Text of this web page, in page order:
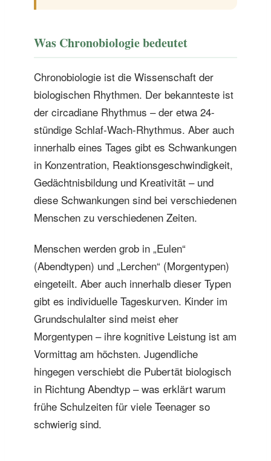
Was Chronobiologie bedeutet
Chronobiologie ist die Wissenschaft der
biologischen Rhythmen. Der bekannteste ist
der circadiane Rhythmus – der etwa 24-
stündige Schlaf-Wach-Rhythmus. Aber auch
innerhalb eines Tages gibt es Schwankungen
in Konzentration, Reaktionsgeschwindigkeit,
Gedächtnisbildung und Kreativität – und
diese Schwankungen sind bei verschiedenen
Menschen zu verschiedenen Zeiten.
Menschen werden grob in „Eulen“
(Abendtypen) und „Lerchen“ (Morgentypen)
eingeteilt. Aber auch innerhalb dieser Typen
gibt es individuelle Tageskurven. Kinder im
Grundschulalter sind meist eher
Morgentypen – ihre kognitive Leistung ist am
Vormittag am höchsten. Jugendliche
hingegen verschiebt die Pubertät biologisch
in Richtung Abendtyp – was erklärt warum
frühe Schulzeiten für viele Teenager so
schwierig sind.